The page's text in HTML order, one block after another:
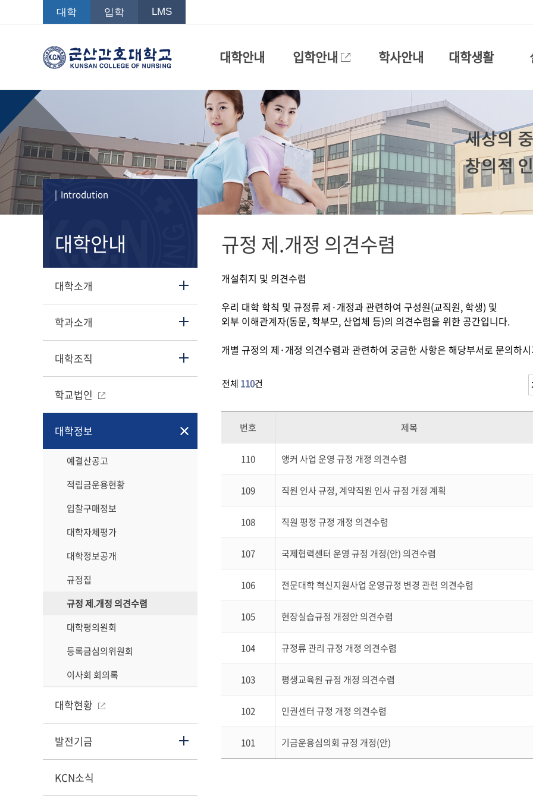
대학 입학 LMS
대학안내 입학안내 학사안내 대학생활
| Introdution
대학안내
대학소개
학과소개
대학조직
학교법인
대학정보
예결산공고
적립금운용현황
입찰구매정보
대학자체평가
대학정보공개
규정집
규정 제.개정 의견수렴
대학평의원회
등록금심의위원회
이사회 회의록
대학현황
발전기금
KCN소식
규정 제.개정 의견수렴
개설취지 및 의견수렴
우리 대학 학칙 및 규정류 제·개정과 관련하여 구성원(교직원, 학생) 및
외부 이해관계자(동문, 학부모, 산업체 등)의 의견수렴을 위한 공간입니다.
개별 규정의 제·개정 의견수렴과 관련하여 궁금한 사항은 해당부서로 문의하
전체 110건
번호 제목
110 앵커 사업 운영 규정 개정 의견수렴
109 직원 인사 규정, 계약직원 인사 규정 개정 계획
108 직원 평정 규정 개정 의견수렴
107 국제협력센터 운영 규정 개정(안) 의견수렴
106 전문대학 혁신지원사업 운영규정 변경 관련 의견수렴
105 현장실습규정 개정안 의견수렴
104 규정류 관리 규정 개정 의견수렴
103 평생교육원 규정 개정 의견수렴
102 인권센터 규정 개정 의견수렴
101 기금운용심의회 규정 개정(안)